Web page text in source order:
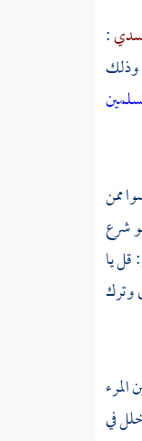
:
وذلك
ممن
شرع
يا
وترك
في